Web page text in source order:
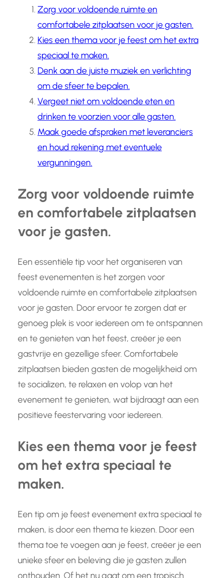
Zorg voor voldoende ruimte en
comfortabele zitplaatsen voor je gasten.
Kies een thema voor je feest om het extra
speciaal te maken.
Denk aan de juiste muziek en verlichting
om de sfeer te bepalen.
Vergeet niet om voldoende eten en
drinken te voorzien voor alle gasten.
Maak goede afspraken met leveranciers
en houd rekening met eventuele
vergunningen.
Zorg voor voldoende ruimte
en comfortabele zitplaatsen
voor je gasten.
Een essentiële tip voor het organiseren van
feest evenementen is het zorgen voor
voldoende ruimte en comfortabele zitplaatsen
voor je gasten. Door ervoor te zorgen dat er
genoeg plek is voor iedereen om te ontspannen
en te genieten van het feest, creëer je een
gastvrije en gezellige sfeer. Comfortabele
zitplaatsen bieden gasten de mogelijkheid om
te socializen, te relaxen en volop van het
evenement te genieten, wat bijdraagt aan een
positieve feestervaring voor iedereen.
Kies een thema voor je feest
om het extra speciaal te
maken.
Een tip om je feest evenement extra speciaal te
maken, is door een thema te kiezen. Door een
thema toe te voegen aan je feest, creëer je een
unieke sfeer en beleving die je gasten zullen
onthouden. Of het nu gaat om een tropisch